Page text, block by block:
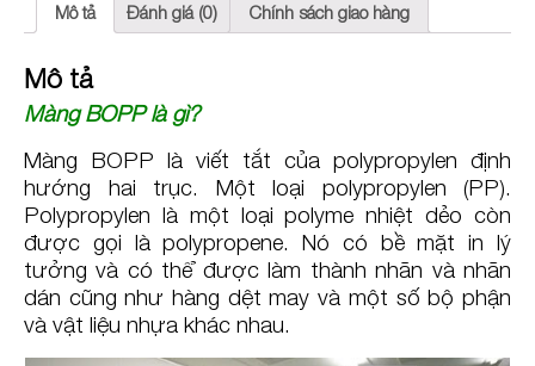
Mô tả Đánh giá (0) Chính sách giao hàng
Mô tả
Màng BOPP là gì?
Màng BOPP là viết tắt của polypropylen định
hướng hai trục. Một loại polypropylen (PP).
Polypropylen là một loại polyme nhiệt dẻo còn
được gọi là polypropene. Nó có bề mặt in lý
tưởng và có thể được làm thành nhãn và nhãn
dán cũng như hàng dệt may và một số bộ phận
và vật liệu nhựa khác nhau.